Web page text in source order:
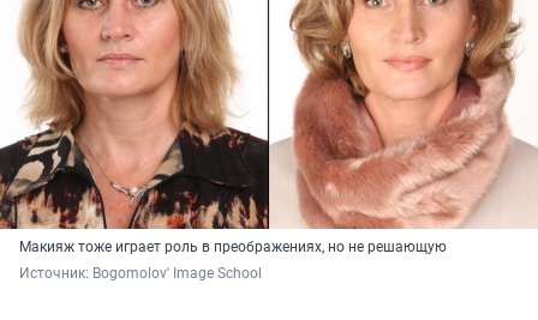
Макияж тоже играет роль в преображениях, но не решающую
Источник: Bogomolov' Image School